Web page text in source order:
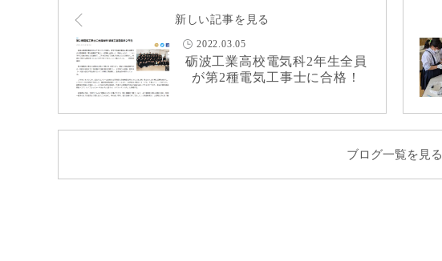
新しい記事を見る
2022.03.05
砺波工業高校電気科2年生全員
が第2種電気工事士に合格！
ブログ一覧を見る